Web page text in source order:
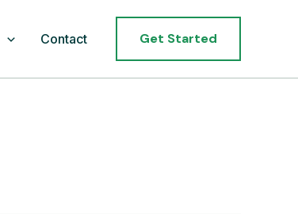
Contact Get Started